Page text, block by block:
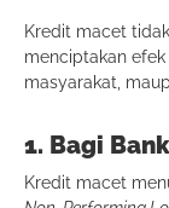
Kredit macet
menciptakan
masyarakat,
1. Bagi Bank
Kredit macet